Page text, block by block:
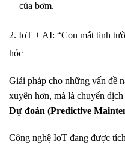
của bơm.
2. IoT + AI: “Con mắt tinh
hóc
Giải pháp cho những vấn đề
xuyên hơn, mà là chuyển
Dự đoán (Predictive
Công nghệ IoT đang được